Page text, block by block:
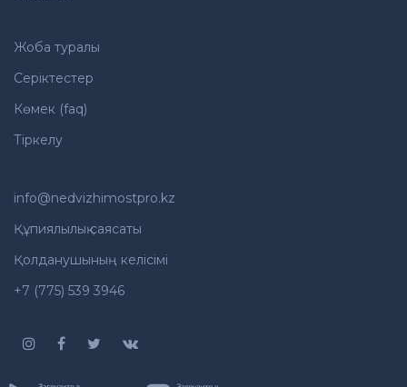
Жоба туралы
Серіктестер
Көмек (faq)
Тіркелу
info@nedvizhimostpro.kz
Құпиялылық саясаты
Қолданушының келісімі
+7 (775) 539 3946